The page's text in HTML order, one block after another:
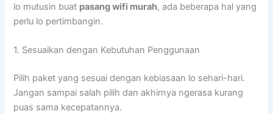
lo mutusin buat pasang wifi murah, ada beberapa hal yang
perlu lo pertimbangin.
1. Sesuaikan dengan Kebutuhan Penggunaan
Pilih paket yang sesuai dengan kebiasaan lo sehari-hari.
Jangan sampai salah pilih dan akhirnya ngerasa kurang
puas sama kecepatannya.